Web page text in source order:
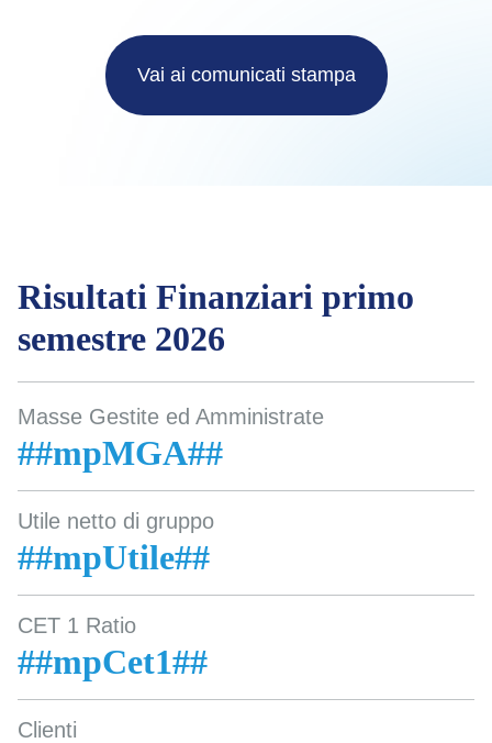
Vai ai comunicati stampa
Risultati Finanziari primo
semestre 2026
Masse Gestite ed Amministrate
##mpMGA##
Utile netto di gruppo
##mpUtile##
CET 1 Ratio
##mpCet1##
Clienti